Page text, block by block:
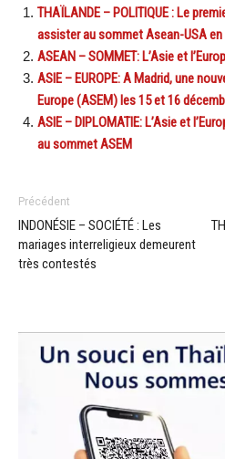
THAÏLANDE – POLITIQUE : Le
assister au sommet Asean-USA en
ASEAN – SOMMET: L’Asie et
ASIE – EUROPE: A Madrid, une
Europe (ASEM) les 15 et 16
ASIE – DIPLOMATIE: L’Asie et
au sommet ASEM
Précédent
INDONÉSIE – SOCIÉTÉ : Les
mariages interreligieux demeurent
très contestés